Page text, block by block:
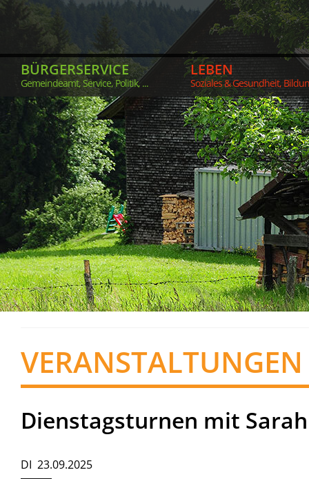
BÜRGERSERVICE
Gemeindeamt, Service, Politik, ...
LEBEN
Soziales & Gesundheit,
VERANSTALTUNGEN
Dienstagsturnen mit
DI 23.09.2025